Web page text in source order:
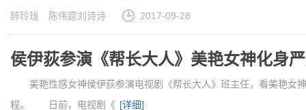
醉玲珑 陈伟霆刘诗诗 2017-09-28
侯伊荻参演《帮长大人》美艳女神化身
美艳性感女神侯伊荻参演电视剧《帮长大人》班主任，看美艳女
程。 日前，电视剧《 [详细]